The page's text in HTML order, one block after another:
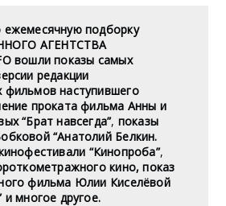
ежемесячную подборку
АГЕНТСТВА
вошли показы самых
редакции
фильмов наступившего
проката фильма Анны и
“Брат навсегда”, показы
“Анатолий Белкин.
“Кинопроба”,
кино, показ
фильма Юлии Киселёвой
и многое другое.